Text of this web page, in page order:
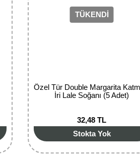
TÜKENDİ
Özel Tür Double Margarita
İri Lale Soğanı (5 Adet)
32,48 TL
Stokta Yok